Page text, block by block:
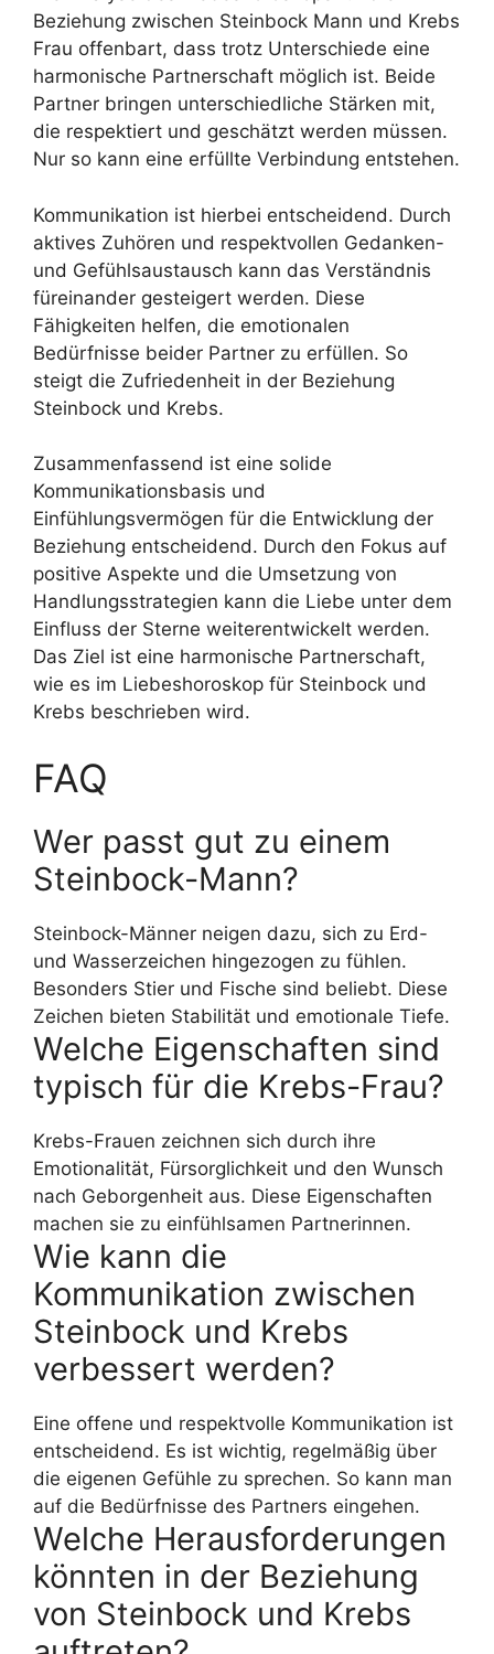
Beziehung zwischen Steinbock Mann und Krebs
Frau offenbart, dass trotz Unterschiede eine
harmonische Partnerschaft möglich ist. Beide
Partner bringen unterschiedliche Stärken mit,
die respektiert und geschätzt werden müssen.
Nur so kann eine erfüllte Verbindung entstehen.
Kommunikation ist hierbei entscheidend. Durch
aktives Zuhören und respektvollen Gedanken-
und Gefühlsaustausch kann das Verständnis
füreinander gesteigert werden. Diese
Fähigkeiten helfen, die emotionalen
Bedürfnisse beider Partner zu erfüllen. So
steigt die Zufriedenheit in der Beziehung
Steinbock und Krebs.
Zusammenfassend ist eine solide
Kommunikationsbasis und
Einfühlungsvermögen für die Entwicklung der
Beziehung entscheidend. Durch den Fokus auf
positive Aspekte und die Umsetzung von
Handlungsstrategien kann die Liebe unter dem
Einfluss der Sterne weiterentwickelt werden.
Das Ziel ist eine harmonische Partnerschaft,
wie es im Liebeshoroskop für Steinbock und
Krebs beschrieben wird.
FAQ
Wer passt gut zu einem
Steinbock-Mann?
Steinbock-Männer neigen dazu, sich zu Erd-
und Wasserzeichen hingezogen zu fühlen.
Besonders Stier und Fische sind beliebt. Diese
Zeichen bieten Stabilität und emotionale Tiefe.
Welche Eigenschaften sind
typisch für die Krebs-Frau?
Krebs-Frauen zeichnen sich durch ihre
Emotionalität, Fürsorglichkeit und den Wunsch
nach Geborgenheit aus. Diese Eigenschaften
machen sie zu einfühlsamen Partnerinnen.
Wie kann die
Kommunikation zwischen
Steinbock und Krebs
verbessert werden?
Eine offene und respektvolle Kommunikation ist
entscheidend. Es ist wichtig, regelmäßig über
die eigenen Gefühle zu sprechen. So kann man
auf die Bedürfnisse des Partners eingehen.
Welche Herausforderungen
könnten in der Beziehung
von Steinbock und Krebs